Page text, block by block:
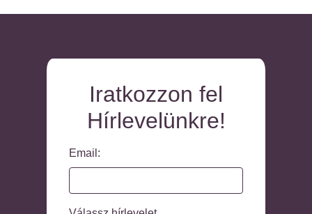
Iratkozzon fel
Hírlevelünkre!
Email: